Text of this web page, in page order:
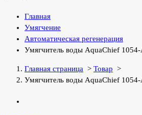
Главная
Умягчение
Автоматическая регенерация
Умягчитель воды AquaChief
Главная страница > Товар >
Умягчитель воды AquaChief